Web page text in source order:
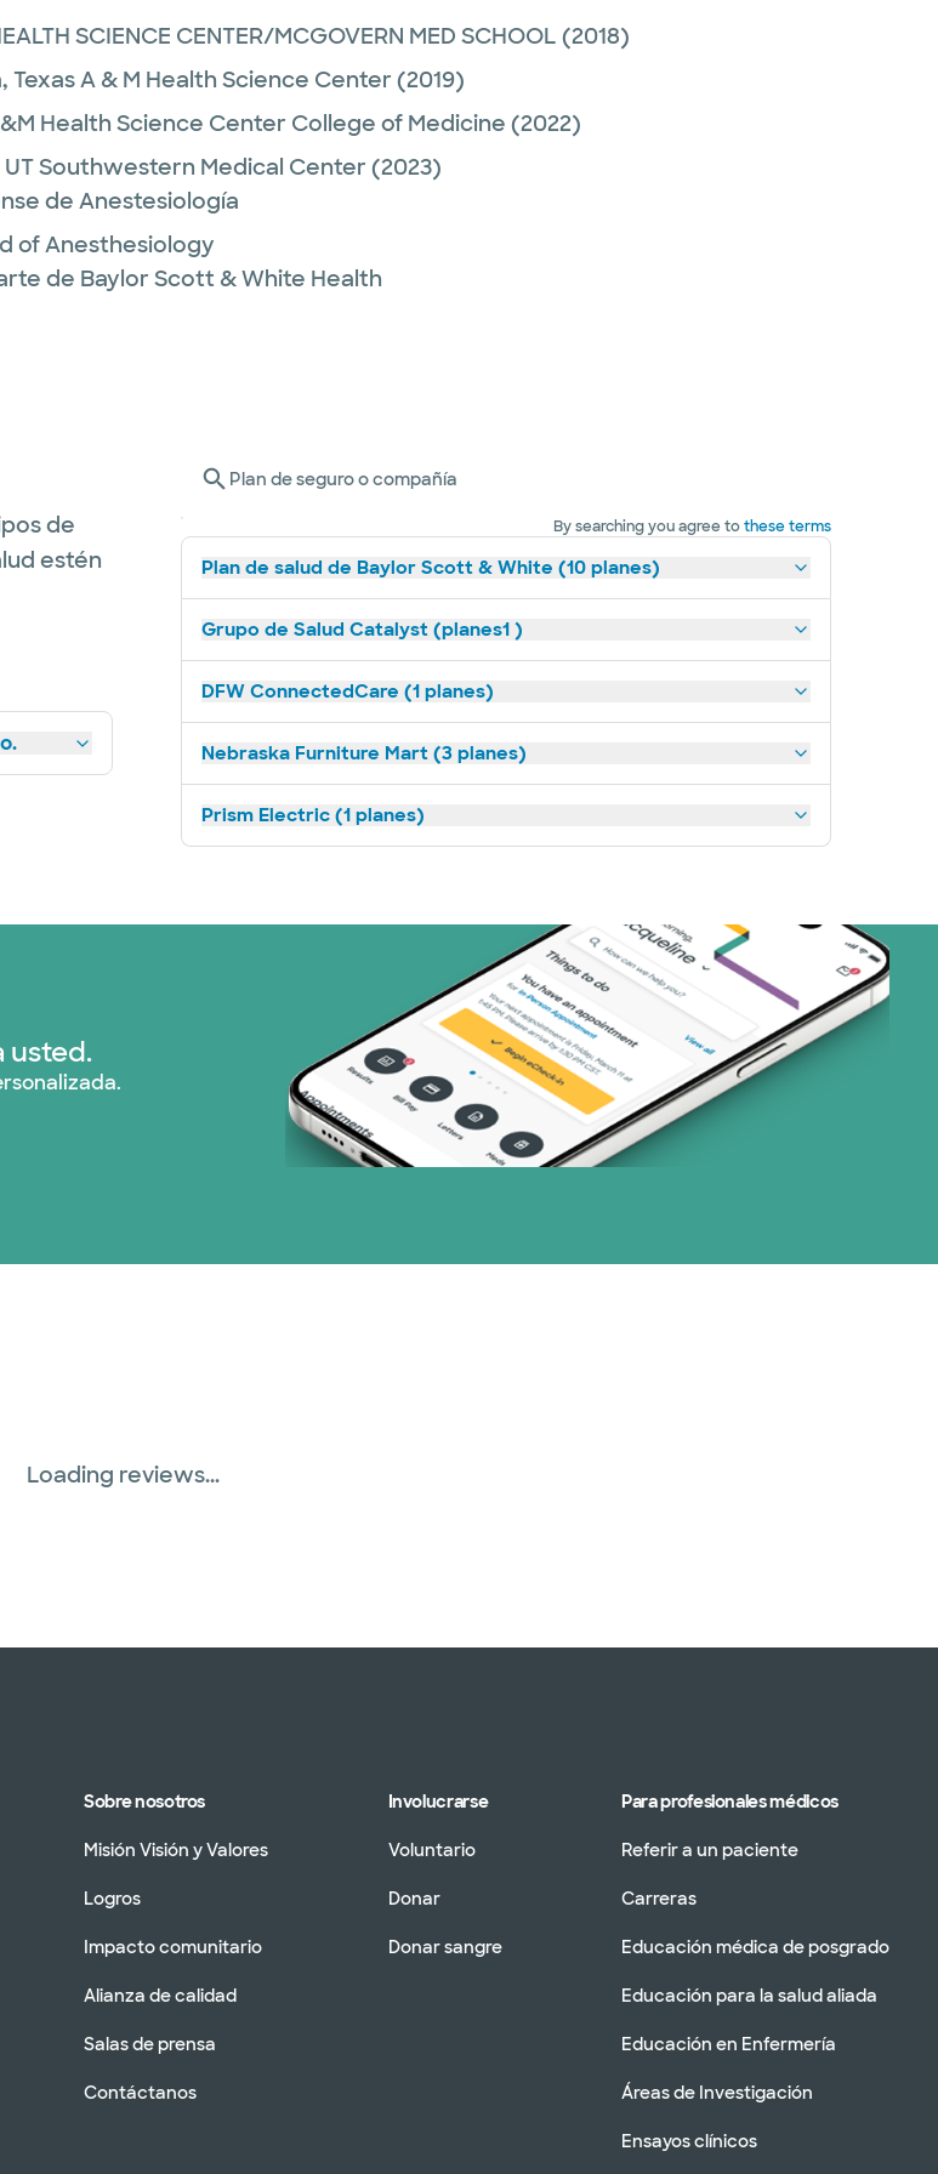
SCIENCE CENTER/MCGOVERN MED SCHOOL (2018)
Texas A & M Health Science Center (2019)
Health Science Center College of Medicine (2022)
UT Southwestern Medical Center (2023)
de Anestesiología
of Anesthesiology
de Baylor Scott & White Health
de
estén
Plan de seguro o compañía
By searching you agree tothese terms
Plan de salud de Baylor Scott & White (10 planes)
Grupo de Salud Catalyst (planes1 )
DFW ConnectedCare (1 planes)
Nebraska Furniture Mart (3 planes)
Prism Electric (1 planes)
usted.
Loading reviews...
Sobre nosotros
Misión Visión y Valores
Logros
Impacto comunitario
Alianza de calidad
Salas de prensa
Contáctanos
Involucrarse
Voluntario
Donar
Donar sangre
Para profesionales médicos
Referir a un paciente
Carreras
Educación médica de posgrado
Educación para la salud aliada
Educación en Enfermería
Áreas de Investigación
Ensayos clínicos